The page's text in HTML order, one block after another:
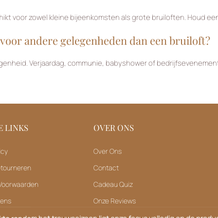
voor zowel kleine bijeenkomsten als grote bruiloften. Houd
andere gelegenheden dan een bruiloft?
Verjaardag, communie, babyshower of
LINKS OVER ONS
Over Ons
Contact
Cadeau Quiz
Onze Reviews